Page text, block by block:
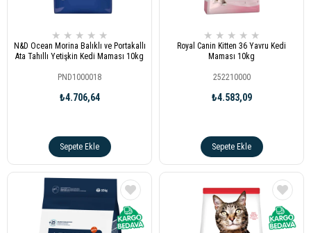
★ ★ ★ ★ ★
N&D Ocean Morina Balıklı ve Portakallı
Ata Tahıllı Yetişkin Kedi Maması 10kg
PND1000018
₺4.706,64
Sepete Ekle
★ ★ ★ ★ ★
Royal Canin Kitten 36 Yavru Kedi
Maması 10kg
252210000
₺4.583,09
Sepete Ekle